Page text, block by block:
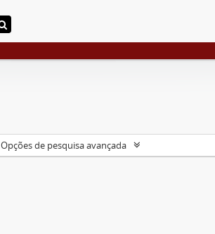
Opções de pesquisa avançada